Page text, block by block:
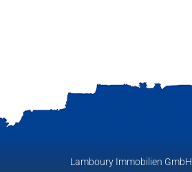
Lamboury Immobilien GmbH